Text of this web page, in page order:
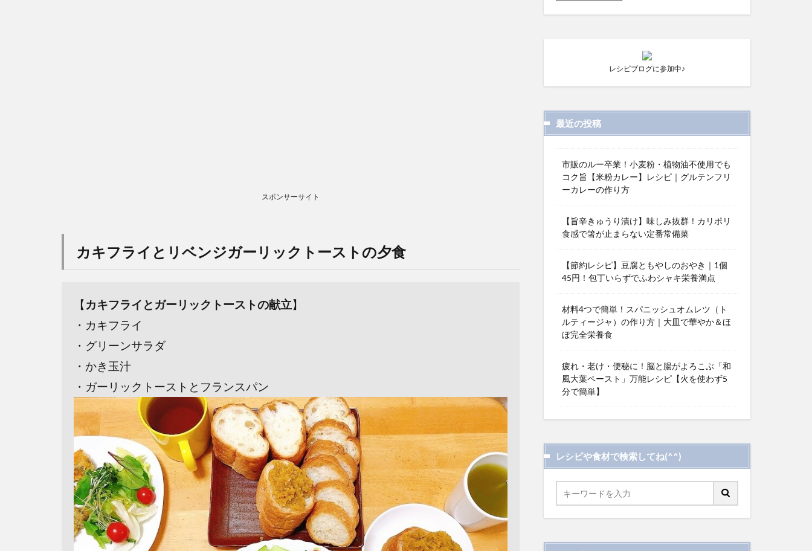
スポンサーサイト
カキフライとリベンジガーリックトーストの夕食
【 カキフライとガーリックトーストの献立】
・カキフライ
・グリーンサラダ
・かき玉汁
・ガーリックトーストとフランスパン
レシピブログに参加中♪
最近の投稿
市販のルー卒業！小麦粉・植物油不使用でも
コク旨【米粉カレー】レシピ｜グルテンフリ
ーカレーの作り方
【旨辛きゅうり漬け】味しみ抜群！カリポリ
食感で箸が止まらない定番常備菜
【節約レシピ】豆腐ともやしのおやき｜1個
45円！包丁いらずでふわシャキ栄養満点
材料4つで簡単！スパニッシュオムレツ（ト
ルティージャ）の作り方｜大皿で華やか＆ほ
ぼ完全栄養食
疲れ・老け・便秘に！脳と腸がよろこぶ「和
風大葉ペースト」万能レシピ【火を使わず5
分で簡単】
レシピや食材で検索してね(^^)